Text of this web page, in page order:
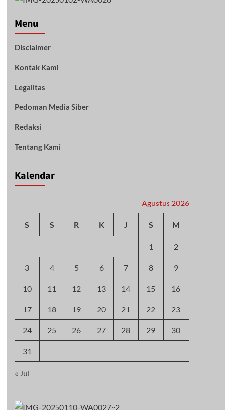
Menu
Disclaimer
Kontak Kami
Legalitas
Pedoman Media Siber
Redaksi
Tentang Kami
Kalendar
Agustus 2026
S S R K J S M
1 2
3 4 5 6 7 8 9
10 11 12 13 14 15 16
17 18 19 20 21 22 23
24 25 26 27 28 29 30
31
« Jul